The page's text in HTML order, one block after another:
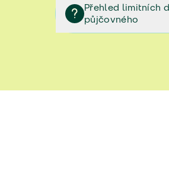
Přehled limitních
půjčovného